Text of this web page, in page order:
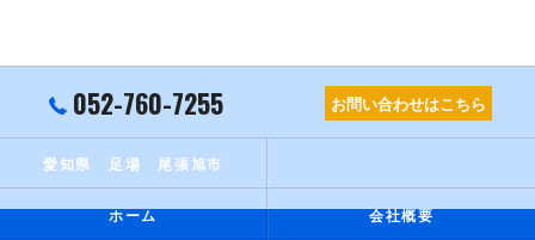
052-760-7255 お問い合わせはこちら
愛知県 足場 尾張旭市
ホーム 会社概要